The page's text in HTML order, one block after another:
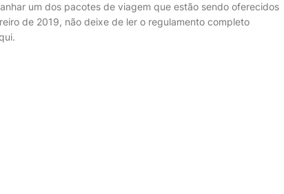
um dos pacotes de viagem que estão sendo oferecidos
de 2019, não deixe de ler o regulamento completo